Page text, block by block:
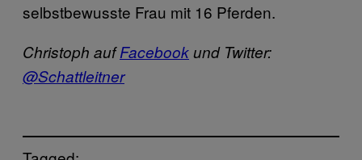
selbstbewusste Frau mit 16 Pferden.
Christoph aufFacebookund Twitter:
@Schattleitner